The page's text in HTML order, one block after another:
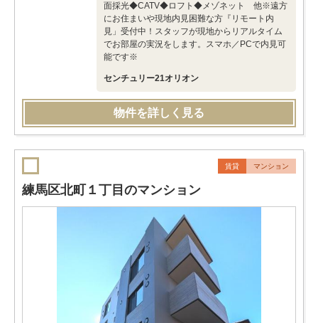
面採光◆CATV◆ロフト◆メゾネット 他※遠方
にお住まいや現地内見困難な方『リモート内
見」受付中！スタッフが現地からリアルタイム
でお部屋の実況をします。スマホ／PCで内見可
能です※
センチュリー21オリオン
物件を詳しく見る
賃貸 マンション
練馬区北町１丁目のマンション